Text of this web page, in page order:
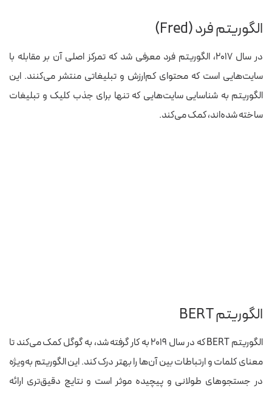
الگوریتم فرد (Fred)
در سال ۲۰۱۷، الگوریتم فرد معرفی شد که تمرکز اصلی آن بر مقابله با
سایت‌هایی است که محتوای کم‌ارزش و تبلیغاتی منتشر می‌کنند. این
الگوریتم به شناسایی سایت‌هایی که تنها برای جذب کلیک و تبلیغات
ساخته شده‌اند، کمک می‌کند.
الگوریتم BERT
الگوریتم BERT که در سال ۲۰۱۹ به کار گرفته شد، به گوگل کمک می‌کند تا
معنای کلمات و ارتباطات بین آن‌ها را بهتر درک کند. این الگوریتم به‌ویژه
در جستجوهای طولانی و پیچیده موثر است و نتایج دقیق‌تری ارائه